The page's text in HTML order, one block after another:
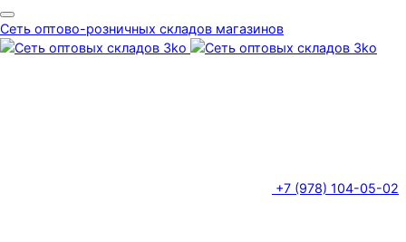
Сеть оптово-розничных складов магазинов
+7 (978) 104-05-02